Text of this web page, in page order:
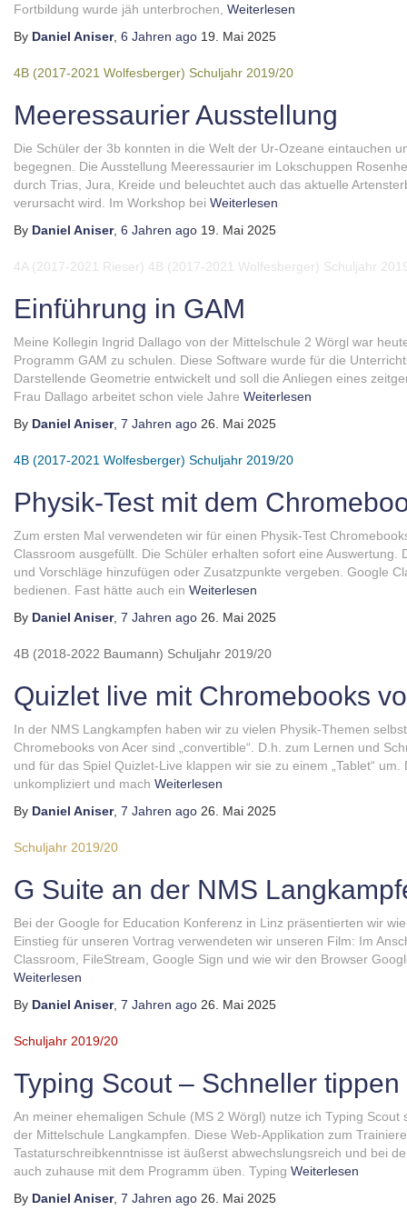
Fortbildung wurde jäh unterbrochen, Weiterlesen
By Daniel Aniser, 6 Jahren ago 19. Mai 2025
4B (2017-2021 Wolfesberger) Schuljahr 2019/20
Meeressaurier Ausstellung
Die Schüler der 3b konnten in die Welt der Ur-Ozeane eintauchen
begegnen. Die Ausstellung Meeressaurier im Lokschuppen
durch Trias, Jura, Kreide und beleuchtet auch das aktuelle
verursacht wird. Im Workshop bei Weiterlesen
By Daniel Aniser, 6 Jahren ago 19. Mai 2025
4A (2017-2021 Rieser) 4B (2017-2021 Wolfesberger) Schuljahr
Einführung in GAM
Meine Kollegin Ingrid Dallago von der Mittelschule 2 Wörgl war
Programm GAM zu schulen. Diese Software wurde für die
Darstellende Geometrie entwickelt und soll die Anliegen eines
Frau Dallago arbeitet schon viele Jahre Weiterlesen
By Daniel Aniser, 7 Jahren ago 26. Mai 2025
4B (2017-2021 Wolfesberger) Schuljahr 2019/20
Physik-Test mit dem
Zum ersten Mal verwendeten wir für einen Physik-Test
Classroom ausgefüllt. Die Schüler erhalten sofort eine
und Vorschläge hinzufügen oder Zusatzpunkte vergeben. Google
bedienen. Fast hätte auch ein Weiterlesen
By Daniel Aniser, 7 Jahren ago 26. Mai 2025
4B (2018-2022 Baumann) Schuljahr 2019/20
Quizlet live mit Chromebooks
In der NMS Langkampfen haben wir zu vielen Physik-Themen
Chromebooks von Acer sind „convertible“. D.h. zum Lernen und
und für das Spiel Quizlet-Live klappen wir sie zu einem „Tablet“
unkompliziert und mach Weiterlesen
By Daniel Aniser, 7 Jahren ago 26. Mai 2025
Schuljahr 2019/20
G Suite an der NMS
Bei der Google for Education Konferenz in Linz präsentierten wir
Einstieg für unseren Vortrag verwendeten wir unseren Film: Im
Classroom, FileStream, Google Sign und wie wir den Browser
Weiterlesen
By Daniel Aniser, 7 Jahren ago 26. Mai 2025
Schuljahr 2019/20
Typing Scout – Schneller
An meiner ehemaligen Schule (MS 2 Wörgl) nutze ich Typing
der Mittelschule Langkampfen. Diese Web-Applikation zum
Tastaturschreibkenntnisse ist äußerst abwechslungsreich und bei
auch zuhause mit dem Programm üben. Typing Weiterlesen
By Daniel Aniser, 7 Jahren ago 26. Mai 2025